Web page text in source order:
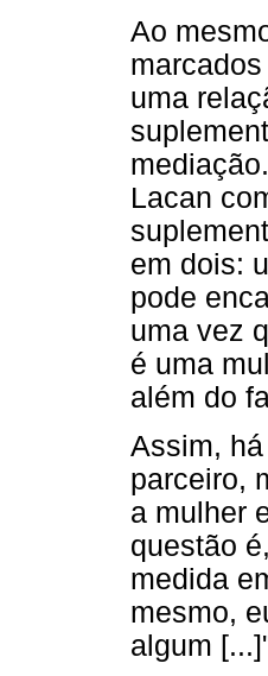
Ao
uma
Lacan
em dois:
pode
uma vez
é uma
além do
Assim,
parceiro,
a mulher
questão
medida
mesmo,
algum